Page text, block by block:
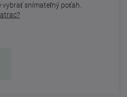
snímateľný poťah.